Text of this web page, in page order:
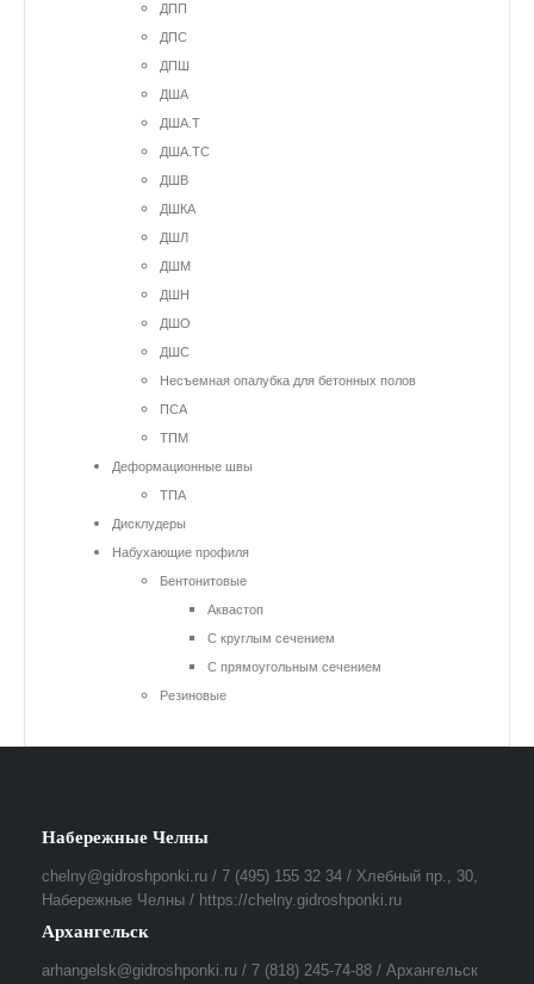
ДПП
ДПС
ДПШ
ДША
ДША.Т
ДША.ТС
ДШВ
ДШКА
ДШЛ
ДШМ
ДШН
ДШО
ДШС
Несъемная опалубка для бетонных полов
ПСА
ТПМ
Деформационные швы
ТПА
Дисклудеры
Набухающие профиля
Бентонитовые
Аквастоп
С круглым сечением
С прямоугольным сечением
Резиновые
Набережные Челны
chelny@gidroshponki.ru / 7 (495) 155 32 34 / Хлебный пр., 30,
Набережные Челны / https://chelny.gidroshponki.ru
Архангельск
arhangelsk@gidroshponki.ru / 7 (818) 245-74-88 / Архангельск